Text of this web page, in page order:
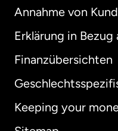
Annahme von
Erklärung in
Finanzübersichten
Keeping your
Australien